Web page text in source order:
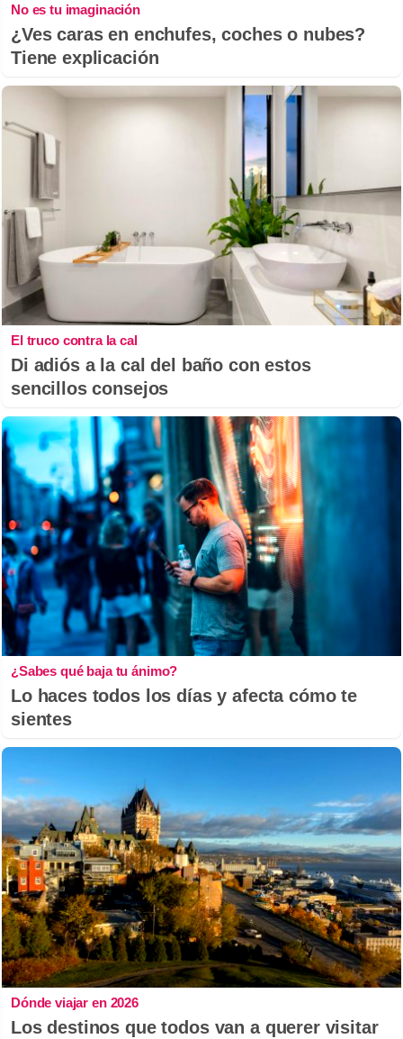
No es tu imaginación
¿Ves caras en enchufes, coches o nubes?
Tiene explicación
El truco contra la cal
Di adiós a la cal del baño con estos
sencillos consejos
¿Sabes qué baja tu ánimo?
Lo haces todos los días y afecta cómo te
sientes
Dónde viajar en 2026
Los destinos que todos van a querer visitar